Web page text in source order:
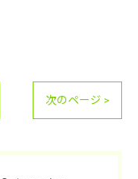
次のページ >